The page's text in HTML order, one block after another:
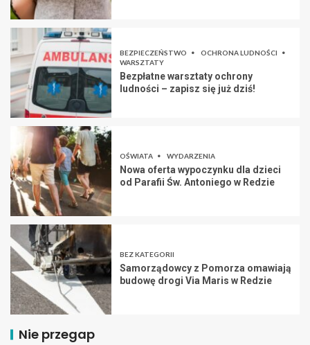
BEZPIECZEŃSTWO
OCHRONA LUDNOŚCI
WARSZTATY
Bezpłatne warsztaty ochrony
ludności – zapisz się już dziś!
OŚWIATA WYDARZENIA
Nowa oferta wypoczynku dla dzieci
od Parafii Św. Antoniego w Redzie
BEZ KATEGORII
Samorządowcy z Pomorza omawiają
budowę drogi Via Maris w Redzie
Nie przegap